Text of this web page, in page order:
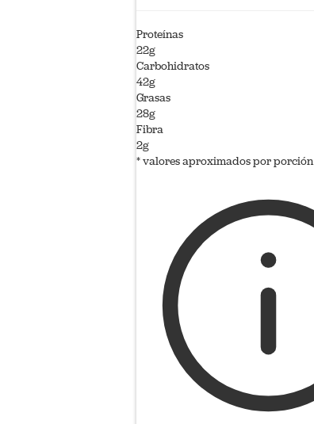
Proteínas
22g
Carbohidratos
42g
Grasas
28g
Fibra
2g
* valores aproximados por porción